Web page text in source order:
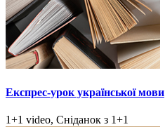
Експрес-урок української мови
1+1 video, Сніданок з 1+1